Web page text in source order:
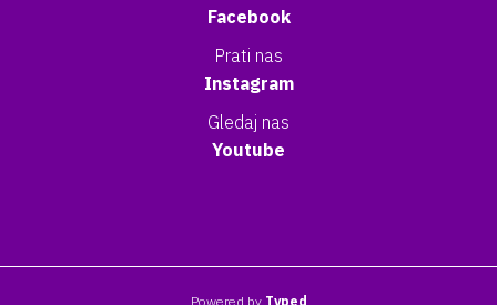
Facebook
Prati nas
Instagram
Gledaj nas
Youtube
Powered by Typed